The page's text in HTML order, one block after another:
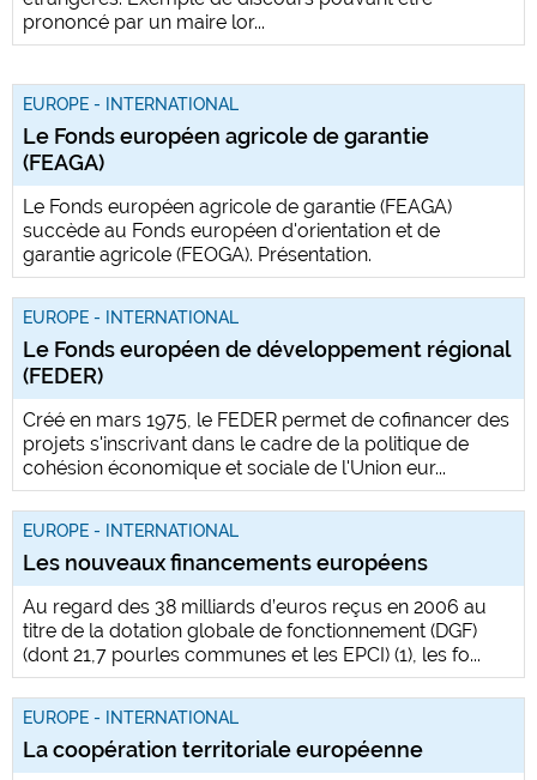
prononcé par un maire lor...
EUROPE - INTERNATIONAL
Le Fonds européen agricole de garantie
(FEAGA)
Le Fonds européen agricole de garantie (FEAGA)
succède au Fonds européen d'orientation et de
garantie agricole (FEOGA). Présentation.
EUROPE - INTERNATIONAL
Le Fonds européen de développement régional
(FEDER)
Créé en mars 1975, le FEDER permet de cofinancer des
projets s'inscrivant dans le cadre de la politique de
cohésion économique et sociale de l'Union eur...
EUROPE - INTERNATIONAL
Les nouveaux financements européens
Au regard des 38 milliards d’euros reçus en 2006 au
titre de la dotation globale de fonctionnement (DGF)
(dont 21,7 pourles communes et les EPCI) (1), les fo...
EUROPE - INTERNATIONAL
La coopération territoriale européenne